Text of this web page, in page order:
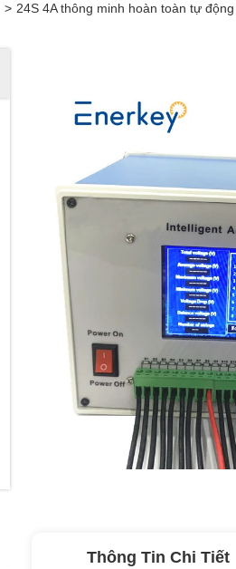
> 24S 4A thông minh hoàn toàn tự
Thông Tin Chi Tiết